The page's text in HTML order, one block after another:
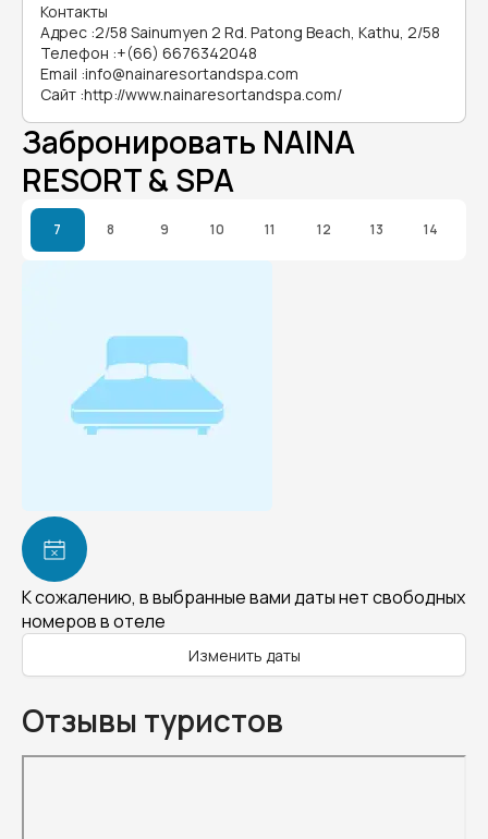
Контакты
Адрес :2/58 Sainumyen 2 Rd. Patong Beach, Kathu, 2/58
Телефон :+(66) 6676342048
Email :info@nainaresortandspa.com
Сайт :http://www.nainaresortandspa.com/
Забронировать NAINA
RESORT & SPA
7 8 9 10 11 12 13 14
К сожалению, в выбранные вами даты нет свободных
номеров в отеле
Изменить даты
Отзывы туристов